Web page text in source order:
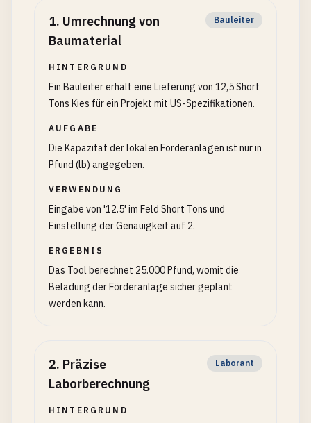
1. Umrechnung von
Baumaterial
Bauleiter
HINTERGRUND
Ein Bauleiter erhält eine Lieferung von 12,5 Short
Tons Kies für ein Projekt mit US-Spezifikationen.
AUFGABE
Die Kapazität der lokalen Förderanlagen ist nur in
Pfund (lb) angegeben.
VERWENDUNG
Eingabe von '12.5' im Feld Short Tons und
Einstellung der Genauigkeit auf 2.
ERGEBNIS
Das Tool berechnet 25.000 Pfund, womit die
Beladung der Förderanlage sicher geplant
werden kann.
2. Präzise
Laborberechnung
Laborant
HINTERGRUND